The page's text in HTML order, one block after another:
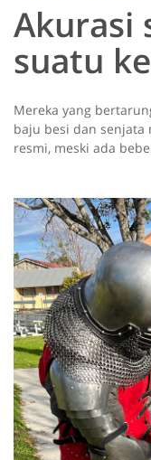
Akurasi
suatu
Mereka yang
baju besi dan senjata
resmi, meski ada